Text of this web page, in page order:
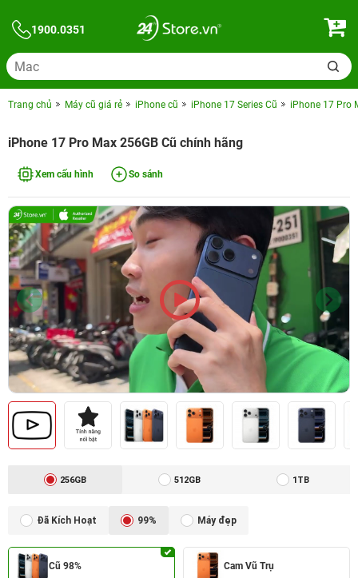
1900.0351
Trang chủ Máy cũ giá rẻ iPhone cũ iPhone 17 Series Cũ iPhone 17 Pro
iPhone 17 Pro Max 256GB Cũ chính hãng
Xem cấu hình So sánh
256GB 512GB 1TB
Đã Kích Hoạt 99% Máy đẹp
Cũ 98% Cam Vũ Trụ